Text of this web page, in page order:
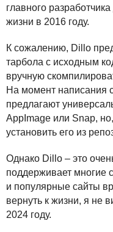
главного
жизни в 2016 году.
К сожалению, Dillo
тарбола с исходным
вручную
На момент написания
предлагают
AppImage или Snap,
установить его из
Однако Dillo – это
поддерживает многие
и популярные сайты
вернуть к жизни, я не
2024 году.